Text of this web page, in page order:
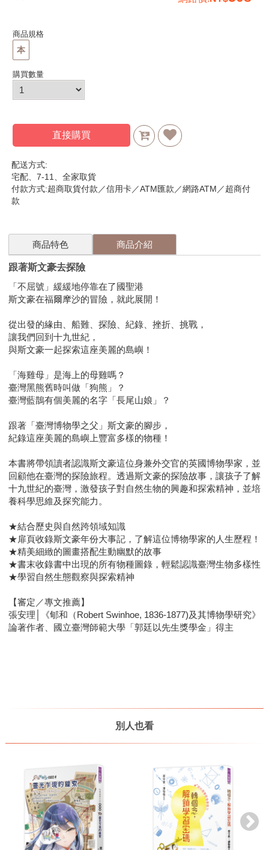
商品規格
本
購買數量
直接購買
配送方式:
宅配、7-11、全家取貨
付款方式:超商取貨付款／信用卡／ATM匯款／網路ATM／超商付
款
商品特色 商品介紹
跟著斯文豪去探險
「不屈號」緩緩地停靠在了國聖港
斯文豪在福爾摩沙的冒險，就此展開！
從出發的緣由、船難、探險、紀錄、挫折、挑戰，
讓我們回到十九世紀，
與斯文豪一起探索這座美麗的島嶼！
「海雞母」是海上的母雞嗎？
臺灣黑熊舊時叫做「狗熊」？
臺灣藍鵲有個美麗的名字「長尾山娘」？
跟著「臺灣博物學之父」斯文豪的腳步，
紀錄這座美麗的島嶼上豐富多樣的物種！
本書將帶領讀者認識斯文豪這位身兼外交官的英國博物學家，並
回顧他在臺灣的探險旅程。透過斯文豪的探險故事，讓孩子了解
十九世紀的臺灣，激發孩子對自然生物的興趣和探索精神，並培
養科學思維及探究能力。
★結合歷史與自然跨領域知識
★扉頁收錄斯文豪年份大事記，了解這位博物學家的人生歷程！
★精美細緻的圖畫搭配生動幽默的故事
★書末收錄書中出現的所有物種圖錄，輕鬆認識臺灣生物多樣性
★學習自然生態觀察與探索精神
【審定／專文推薦】
張安理│《郇和（Robert Swinhoe, 1836-1877)及其博物學研究》
論著作者、國立臺灣師範大學「郭廷以先生獎學金」得主
別人也看